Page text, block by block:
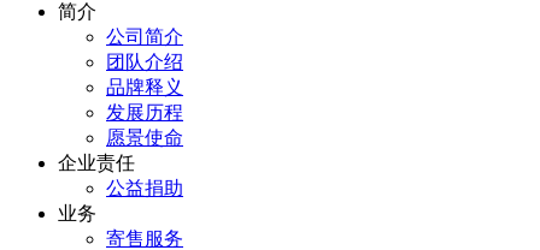
简介
公司简介
团队介绍
品牌释义
发展历程
愿景使命
企业责任
公益捐助
业务
寄售服务